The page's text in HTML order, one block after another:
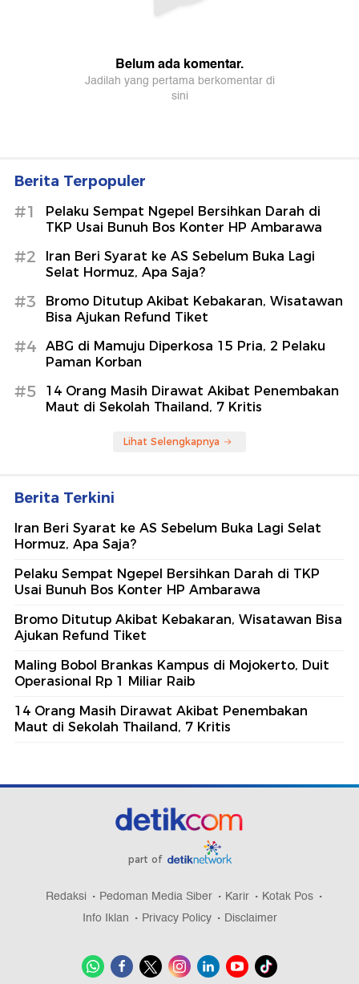
Berita Terpopuler
#1
Pelaku Sempat Ngepel Bersihkan Darah di
TKP Usai Bunuh Bos Konter HP Ambarawa
#2
Iran Beri Syarat ke AS Sebelum Buka Lagi
Selat Hormuz, Apa Saja?
#3
Bromo Ditutup Akibat Kebakaran, Wisatawan
Bisa Ajukan Refund Tiket
#4
ABG di Mamuju Diperkosa 15 Pria, 2 Pelaku
Paman Korban
#5
14 Orang Masih Dirawat Akibat Penembakan
Maut di Sekolah Thailand, 7 Kritis
Lihat Selengkapnya
Berita Terkini
Iran Beri Syarat ke AS Sebelum Buka Lagi Selat
Hormuz, Apa Saja?
Pelaku Sempat Ngepel Bersihkan Darah di TKP
Usai Bunuh Bos Konter HP Ambarawa
Bromo Ditutup Akibat Kebakaran, Wisatawan Bisa
Ajukan Refund Tiket
Maling Bobol Brankas Kampus di Mojokerto, Duit
Operasional Rp 1 Miliar Raib
14 Orang Masih Dirawat Akibat Penembakan
Maut di Sekolah Thailand, 7 Kritis
part of
Redaksi Pedoman Media Siber Karir
Kotak Pos
Info Iklan
Privacy Policy Disclaimer